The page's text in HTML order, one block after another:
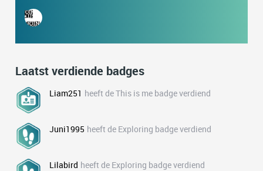
Laatst verdiende badges
Liam251 heeft de This is me badge verdiend
Juni1995 heeft de Exploring badge verdiend
Lilabird heeft de Exploring badge verdiend